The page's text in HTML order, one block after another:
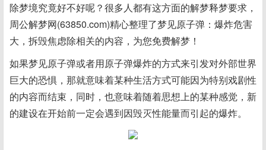
除梦境究竟好不好呢？很多人都有这方面的解梦释梦要求，
周公解梦网(63850.com)精心整理了梦见原子弹：爆炸危害
大，拆毁焦虑除相关的内容，为您免费解梦！
如果梦见原子弹或者用原子弹爆炸的方式来引发对外部世界
巨大的恐惧，那就意味着某种生活方式可能因为特别戏剧性
的内容而结束，同时，也意味着随着思想上的某种感觉，新
的建设在开始前一定会遇到因毁灭性能量而引起的爆炸。